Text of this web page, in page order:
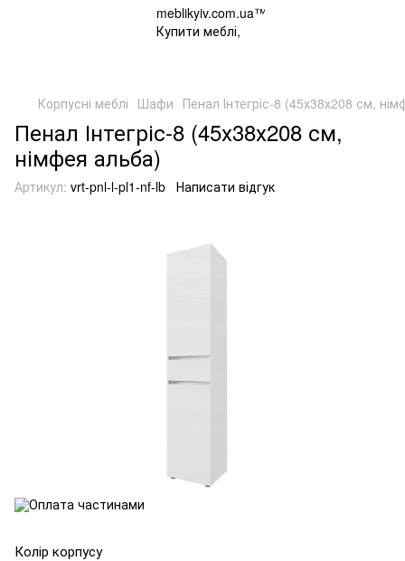
Корпусні меблі Шафи Пенал Інтегріс-8 (45х38х208 см,
Пенал Інтегріс-8 (45х38х208 см,
німфея альба)
Артикул: vrt-pnl-l-pl1-nf-lb Написати відгук
Колір корпусу